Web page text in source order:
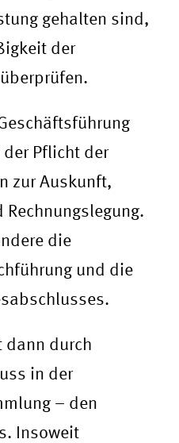
gehalten sind,
der
Pflicht der
zur Auskunft,
die
und die
dann durch
in der
– den
Insoweit